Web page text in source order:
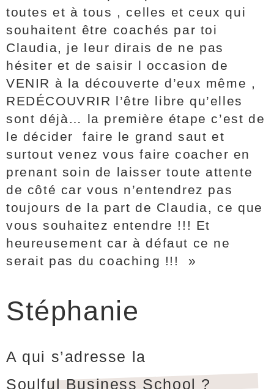
toutes et à tous , celles et ceux qui
souhaitent être coachés par toi
Claudia, je leur dirais de ne pas
hésiter et de saisir l occasion de
VENIR à la découverte d’eux même ,
REDÉCOUVRIR l’être libre qu’elles
sont déjà… la première étape c’est de
le décider faire le grand saut et
surtout venez vous faire coacher en
prenant soin de laisser toute attente
de côté car vous n’entendrez pas
toujours de la part de Claudia, ce que
vous souhaitez entendre !!! Et
heureusement car à défaut ce ne
serait pas du coaching !!! »
Stéphanie
A qui s’adresse la
Soulful Business School ?